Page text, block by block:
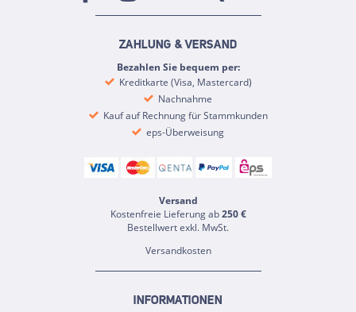
ZAHLUNG & VERSAND
Bezahlen Sie bequem per:
Kreditkarte (Visa, Mastercard)
Nachnahme
Kauf auf Rechnung für Stammkunden
eps-Überweisung
Versand
Kostenfreie Lieferung ab250 €
Bestellwert exkl. MwSt.
Versandkosten
INFORMATIONEN